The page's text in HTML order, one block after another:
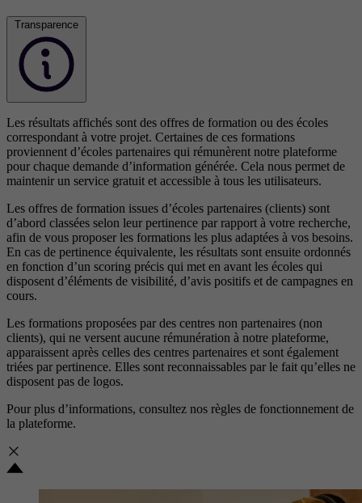
Transparence
Les résultats affichés sont des offres de formation ou des écoles
correspondant à votre projet. Certaines de ces formations
proviennent d’écoles partenaires qui rémunèrent notre plateforme
pour chaque demande d’information générée. Cela nous permet de
maintenir un service gratuit et accessible à tous les utilisateurs.
Les offres de formation issues d’écoles partenaires (clients) sont
d’abord classées selon leur pertinence par rapport à votre recherche,
afin de vous proposer les formations les plus adaptées à vos besoins.
En cas de pertinence équivalente, les résultats sont ensuite ordonnés
en fonction d’un scoring précis qui met en avant les écoles qui
disposent d’éléments de visibilité, d’avis positifs et de campagnes en
cours.
Les formations proposées par des centres non partenaires (non
clients), qui ne versent aucune rémunération à notre plateforme,
apparaissent après celles des centres partenaires et sont également
triées par pertinence. Elles sont reconnaissables par le fait qu’elles ne
disposent pas de logos.
Pour plus d’informations, consultez nos règles de fonctionnement de
la plateforme.